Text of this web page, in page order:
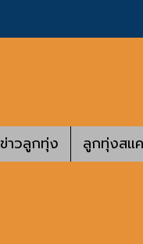
ข่าวลูกทุ่ง ลูกทุ่งสแ